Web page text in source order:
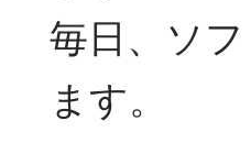
毎日、ソ
ます。